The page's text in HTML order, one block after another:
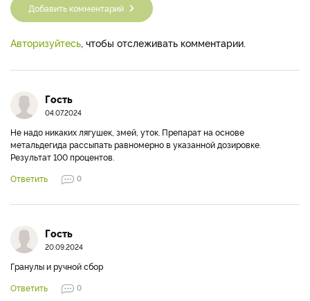
Добавить комментарий
Авторизуйтесь, чтобы отслеживать комментарии.
Гость
04.07.2024
Не надо никаких лягушек, змей, уток. Препарат на основе
метальдегида рассыпать равномерно в указанной дозировке.
Результат 100 процентов.
Ответить
0
Гость
20.09.2024
Гранулы и ручной сбор
Ответить
0